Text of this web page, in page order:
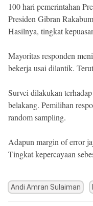
100 hari pemerintahan
Presiden Gibran
Hasilnya, tingkat
Mayoritas responden
bekerja usai dilantik.
Survei dilakukan
belakang. Pemilihan
random sampling.
Adapun margin of error
Tingkat kepercayaan
Andi Amran Sulaiman